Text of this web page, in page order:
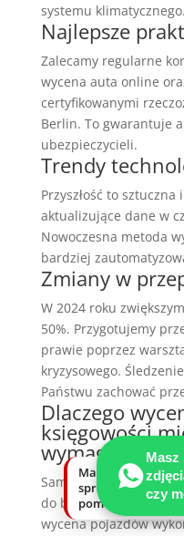
systemu klimatycznego.
Najlepsze
Zalecamy regularne
wycena auta online
certyfikowanymi
Berlin. To gwarantuje
ubezpieczycieli.
Trendy
Przyszłość to
aktualizujące dane w
Nowoczesna metoda
bardziej
Zmiany w
W 2024 roku
50%. Przygotujemy
prawie poprzez
kryzysowego.
Państwu zachować
Dlaczego
księgowości
wymaga
Samodzielne
do błędów w
wycena pojazdów
Masz
czy
Masz szkodę
sprawdzimy
pomóc.